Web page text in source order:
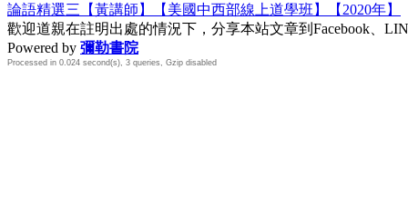
論語精選三【黃講師】【美國中西部線上道學班】【2020年】
歡迎道親在註明出處的情況下，分享本站文章到Facebook、
Powered by 彌勒書院
Processed in 0.024 second(s), 3 queries, Gzip disabled